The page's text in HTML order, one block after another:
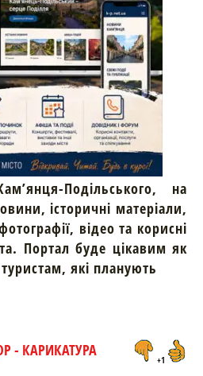
Подільського, на
історичні матеріали,
відео та корисні
Портал буде цікавим як
які планують
- КАРИКАТУРА
+1